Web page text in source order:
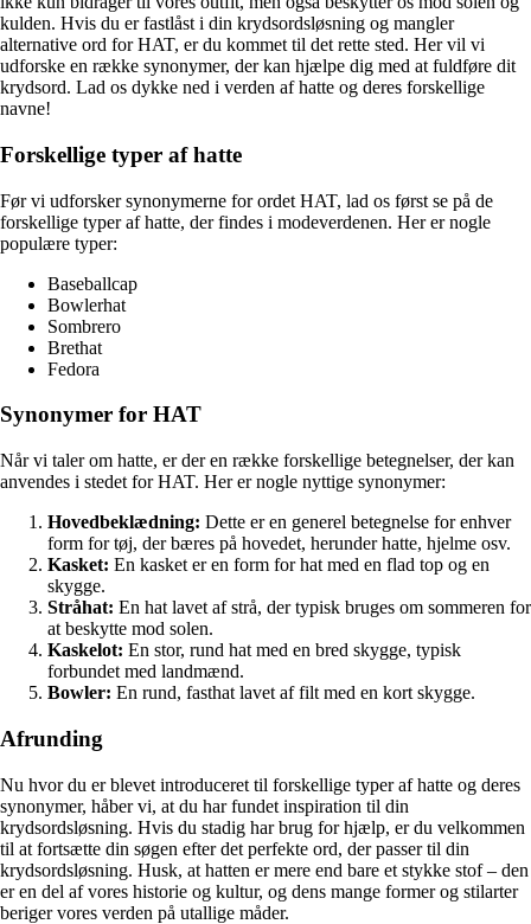
kulden. Hvis du er fastlåst i din krydsordsløsning og mangler
alternative ord for HAT, er du kommet til det rette sted. Her vil vi
udforske en række synonymer, der kan hjælpe dig med at fuldføre dit
krydsord. Lad os dykke ned i verden af hatte og deres forskellige
navne!
Forskellige typer af hatte
Før vi udforsker synonymerne for ordet HAT, lad os først se på de
forskellige typer af hatte, der findes i modeverdenen. Her er nogle
populære typer:
Baseballcap
Bowlerhat
Sombrero
Brethat
Fedora
Synonymer for HAT
Når vi taler om hatte, er der en række forskellige betegnelser, der kan
anvendes i stedet for HAT. Her er nogle nyttige synonymer:
Hovedbeklædning: Dette er en generel betegnelse for enhver
form for tøj, der bæres på hovedet, herunder hatte, hjelme osv.
Kasket: En kasket er en form for hat med en flad top og en
skygge.
Stråhat: En hat lavet af strå, der typisk bruges om sommeren for
at beskytte mod solen.
Kaskelot: En stor, rund hat med en bred skygge, typisk
forbundet med landmænd.
Bowler: En rund, fasthat lavet af filt med en kort skygge.
Afrunding
Nu hvor du er blevet introduceret til forskellige typer af hatte og deres
synonymer, håber vi, at du har fundet inspiration til din
krydsordsløsning. Hvis du stadig har brug for hjælp, er du velkommen
til at fortsætte din søgen efter det perfekte ord, der passer til din
krydsordsløsning. Husk, at hatten er mere end bare et stykke stof – den
er en del af vores historie og kultur, og dens mange former og stilarter
beriger vores verden på utallige måder.